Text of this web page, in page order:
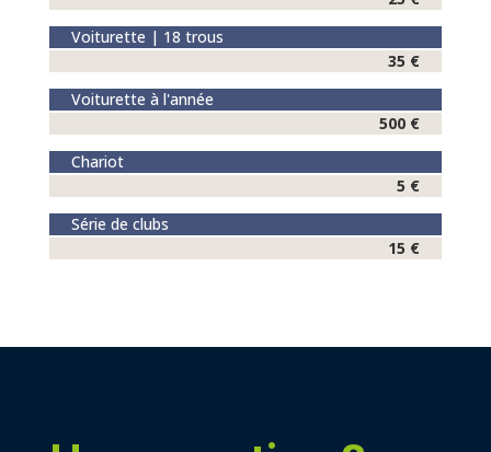
Voiturette | 18 trous
35 €
Voiturette à l'année
500 €
Chariot
5 €
Série de clubs
15 €